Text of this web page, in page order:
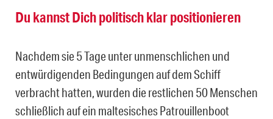
Du kannst Dich politisch klar positionieren
Nachdem sie 5 Tage unter unmenschlichen und
entwürdigenden Bedingungen auf dem Schiff
verbracht hatten, wurden die restlichen 50 Menschen
schließlich auf ein maltesisches Patrouillenboot